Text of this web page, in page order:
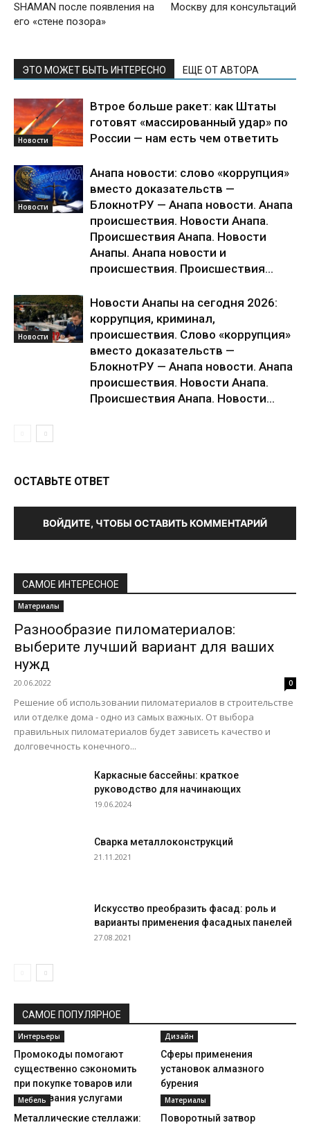
SHAMAN после появления на
его «стене позора»
Москву для консультаций
ЭТО МОЖЕТ БЫТЬ ИНТЕРЕСНО ЕЩЕ ОТ АВТОРА
Новости
Втрое больше ракет: как Штаты
готовят «массированный удар» по
России — нам есть чем ответить
Новости
Анапа новости: слово «коррупция»
вместо доказательств —
БлокнотРУ — Анапа новости. Анапа
происшествия. Новости Анапа.
Происшествия Анапа. Новости
Анапы. Анапа новости и
происшествия. Происшествия...
Новости
Новости Анапы на сегодня 2026:
коррупция, криминал,
происшествия. Слово «коррупция»
вместо доказательств —
БлокнотРУ — Анапа новости. Анапа
происшествия. Новости Анапа.
Происшествия Анапа. Новости...
ОСТАВЬТЕ ОТВЕТ
ВОЙДИТЕ, ЧТОБЫ ОСТАВИТЬ КОММЕНТАРИЙ
САМОЕ ИНТЕРЕСНОЕ
Материалы
Разнообразие пиломатериалов:
выберите лучший вариант для ваших
нужд
20.06.2022 0
Решение об использовании пиломатериалов в строительстве
или отделке дома - одно из самых важных. От выбора
правильных пиломатериалов будет зависеть качество и
долговечность конечного...
Каркасные бассейны: краткое
руководство для начинающих
19.06.2024
Сварка металлоконструкций
21.11.2021
Искусство преобразить фасад: роль и
варианты применения фасадных панелей
27.08.2021
САМОЕ ПОПУЛЯРНОЕ
Интерьеры
Промокоды помогают
существенно сэкономить
при покупке товаров или
пользования услугами
Дизайн
Сферы применения
установок алмазного
бурения
Мебель
Металлические стеллажи:
Материалы
Поворотный затвор